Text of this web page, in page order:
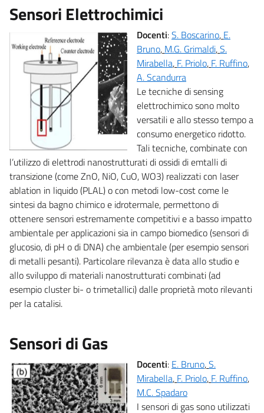
Sensori Elettrochimici
Docenti:S. Boscarino, E.
Bruno, M.G. Grimaldi,S.
Mirabella, F. Priolo, F. Ruffino,
A. Scandurra
Le tecniche di sensing
elettrochimico sono molto
versatili e allo stesso tempo a
consumo energetico ridotto.
Tali tecniche, combinate con
l’utilizzo di elettrodi nanostrutturati di ossidi di emtalli di
transizione (come ZnO, NiO, CuO, WO3) realizzati con laser
ablation in liquido (PLAL) o con metodi low-cost come le
sintesi da bagno chimico e idrotermale, permettono di
ottenere sensori estremamente competitivi e a basso impatto
ambientale per applicazioni sia in campo biomedico (sensori di
glucosio, di pH o di DNA) che ambientale (per esempio sensori
di metalli pesanti). Particolare rilevanza è data allo studio e
allo sviluppo di materiali nanostrutturati combinati (ad
esempio cluster bi- o trimetallici) dalle proprietà moto rilevanti
per la catalisi.
Sensori di Gas
Docenti: E. Bruno,S.
Mirabella, F. Priolo, F. Ruffino,
M.C. Spadaro
I sensori di gas sono utilizzati